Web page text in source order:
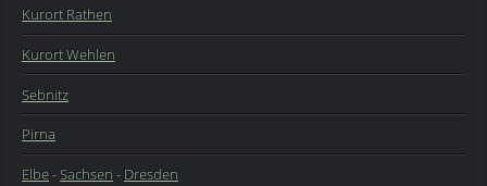
Kurort Rathen
Kurort Wehlen
Sebnitz
Pirna
Elbe-Sachsen - Dresden